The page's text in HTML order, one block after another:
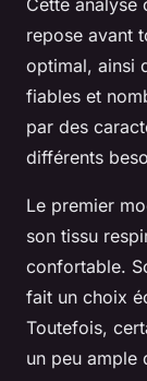
repose avant
optimal, ainsi
fiables et
par des
différents
Le premier
son tissu
confortable.
fait un choix
Toutefois,
un peu ample